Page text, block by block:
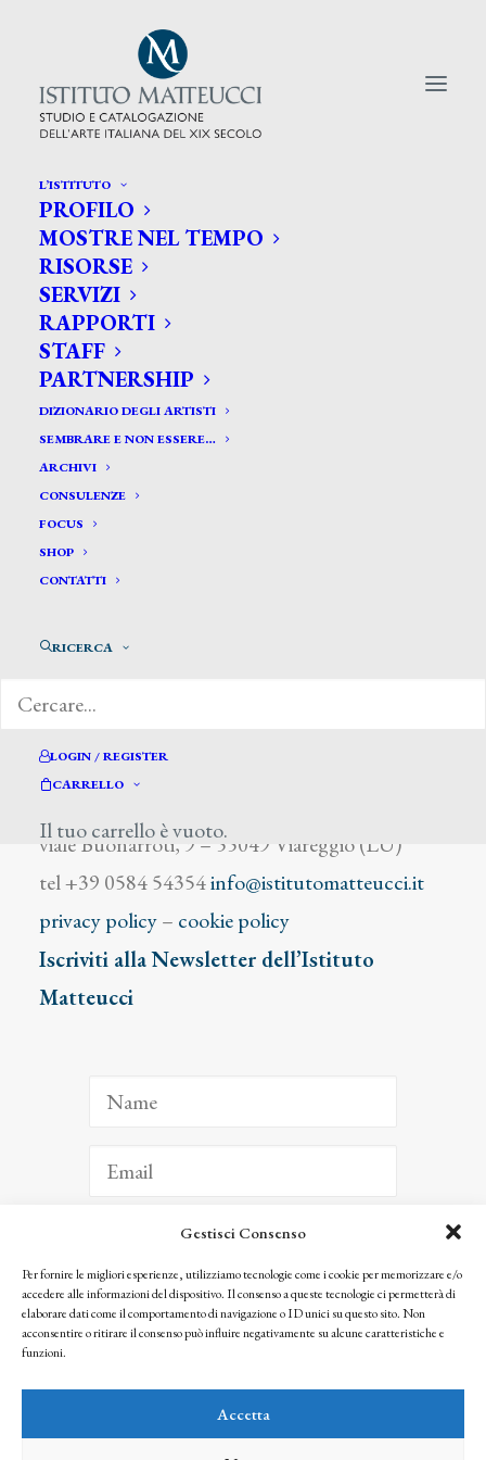
Gestisci Consenso
Per fornire le migliori esperienze, utilizziamo tecnologie come i cookie per memorizzare e/o
accedere alle informazioni del dispositivo. Il consenso a queste tecnologie ci permetterà di
elaborare dati come il comportamento di navigazione o ID unici su questo sito. Non
acconsentire o ritirare il consenso può influire negativamente su alcune caratteristiche e
funzioni.
Accetta
L’ISTITUTO
PROFILO
MOSTRE NEL TEMPO
RISORSE
SERVIZI
RAPPORTI
STAFF
PARTNERSHIP
DIZIONARIO DEGLI ARTISTI
SEMBRARE E NON ESSERE…
ARCHIVI
CONSULENZE
FOCUS
SHOP
CONTATTI
RICERCA
LOGIN / REGISTER
CARRELLO
Il tuo carrello è vuoto.
CERCA TRA GLI ARTISTI:
Search
for:
Masutti Carlo
viale Buonarroti, 9 – 55049 Viareggio (LU)
tel +39 0584 54354info@istitutomatteucci.it
privacy policy– cookie policy
Iscriviti alla Newsletter dell’Istituto
Matteucci
ISCRIVITI
Facendo clic per iscriverti, riconosci che le tue informazioni saranno trattate
seguendo la nostra Privacy Policy
© 2025 Istituto Matteucci. All right reserved
l’autorizzazione scritta dei proprietari dei diritti e dell’Istituto Matteucci